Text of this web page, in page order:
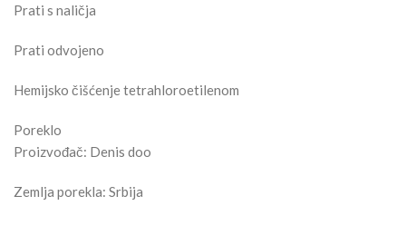
Prati s naličja
Prati odvojeno
Hemijsko čišćenje tetrahloroetilenom
Poreklo
Proizvođač: Denis doo
Zemlja porekla: Srbija